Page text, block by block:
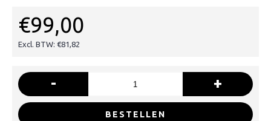
€99,00
Excl. BTW: €81,82
- +
BESTELLEN